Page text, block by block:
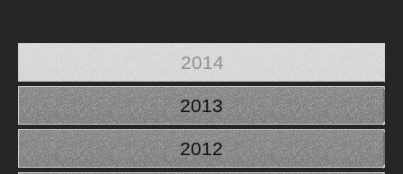
2014
2013
2012